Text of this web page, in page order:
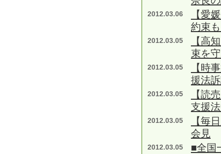
2012.03.06
【愛
約束
2012.03.05
【高
束を
2012.03.05
【時
援法
2012.03.05
【読
支援
2012.03.05
【毎
会見
2012.03.05
■全国